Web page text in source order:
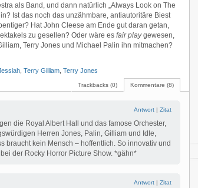
als Band, und dann natürlich „Always Look on The
Ist das noch das unzähmbare, antiautoritäre Biest
Hat John Cleese am Ende gut daran getan,
zu gesellen? Oder wäre es fair playgewesen,
Terry Jones und Michael Palin ihn mitmachen?
Terry Gilliam Terry Jones
Kommentare (8)
Trackbacks (0)
Antwort | Zitat
die Royal Albert Hall und das famose Orchester,
Herren Jones, Palin, Gilliam und Idle,
braucht kein Mensch – hoffentlich. So innovativ und
der Rocky Horror Picture Show. *gähn*
Antwort | Zitat